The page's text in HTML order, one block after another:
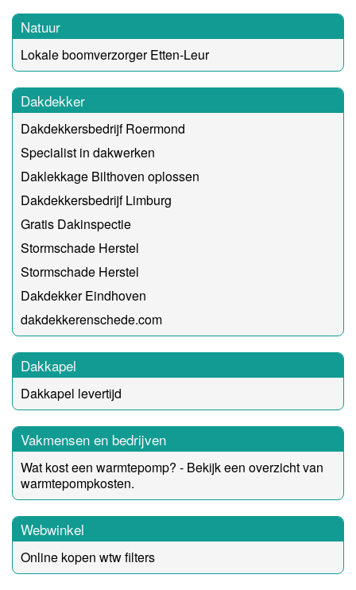
Natuur
Lokale boomverzorger Etten-Leur
Dakdekker
Dakdekkersbedrijf Roermond
Specialist in dakwerken
Daklekkage Bilthoven oplossen
Dakdekkersbedrijf Limburg
Gratis Dakinspectie
Stormschade Herstel
Stormschade Herstel
Dakdekker Eindhoven
dakdekkerenschede.com
Dakkapel
Dakkapel levertijd
Vakmensen en bedrijven
Wat kost een warmtepomp? - Bekijk een overzicht van
warmtepompkosten.
Webwinkel
Online kopen wtw filters